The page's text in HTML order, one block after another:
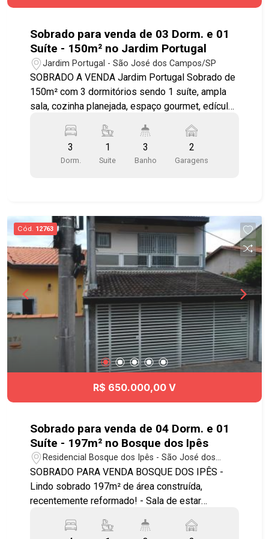
Sobrado para venda de 03 Dorm. e 01
Suíte - 150m² no Jardim Portugal
Jardim Portugal - São José dos Campos/SP
SOBRADO A VENDA Jardim Portugal Sobrado de
150m² com 3 dormitórios sendo 1 suíte, ampla
sala, cozinha planejada, espaço gourmet, edícula,
Diferenciais: - Todos os ambientes com móveis
planejados - Dormitório superior com varanda -
Cozinha planejada e equipada com Cooktop e
Espaço gourmet com churrasqueira, forno e
fogão a lenha - Sótão espaçoso com manta
térmica e forro de madeira - Edícula com 1
dormitório e 1 banheiro - Sistema de segurança
monitorado por câmeras - Pronto para morar
Excelente localização no bairro Jardim Portugal,
em rua residencial, tranquila, próximo da Av
Cidade Jardim e de fácil a acesso ao Vale Sul
Shopping, Supermercado Shibata, Rodovia Dutra,
Tamoios e principais vias da cidade. * Estuda
permuta em imóvel até 60% do valor.
3
Dorm.
1
Suite
3
Banho
2
Garagens
Cód. 12763
R$ 650.000,00 V
Sobrado para venda de 04 Dorm. e 01
Suíte - 197m² no Bosque dos Ipês
Residencial Bosque dos Ipês - São José dos
Campos/SP
SOBRADO PARA VENDA BOSQUE DOS IPÊS -
Lindo sobrado 197m² de área construída,
recentemente reformado! - Sala de estar
todos com armários planejados - Banheiro social